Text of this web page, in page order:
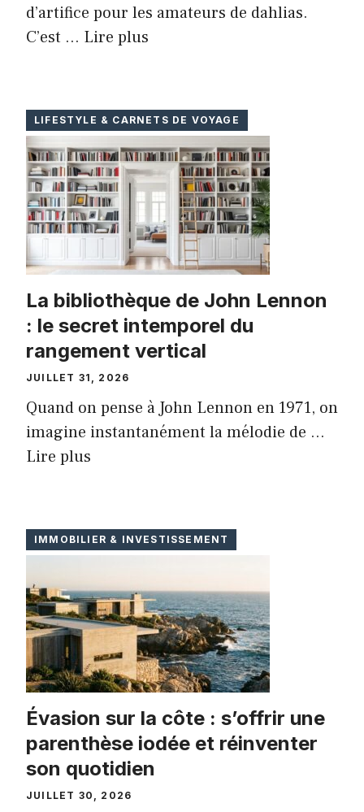
d’artifice pour les amateurs de dahlias.
C’est ... Lire plus
LIFESTYLE & CARNETS DE VOYAGE
La bibliothèque de John Lennon
: le secret intemporel du
rangement vertical
JUILLET 31, 2026
Quand on pense à John Lennon en 1971, on
imagine instantanément la mélodie de ...
Lire plus
IMMOBILIER & INVESTISSEMENT
Évasion sur la côte : s’offrir une
parenthèse iodée et réinventer
son quotidien
JUILLET 30, 2026